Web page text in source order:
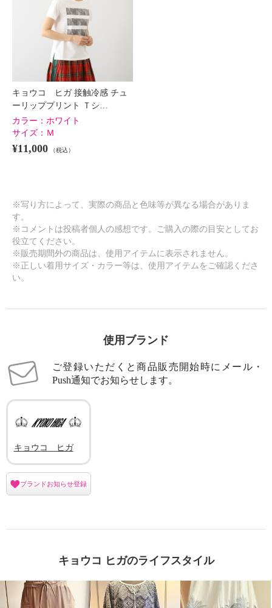
キョウコ ヒガ 接触冷感 チュ
ーリッププリント Ｔシ…
カラー： ホワイト
サイズ： Ｍ
¥11,000 （税込）
※写り方によって、実際の商品と色味等が異なる場合がありま
す。
※コメントは投稿者個人の感想です。ご購入の際の目安としてお
役立てください。
※販売期間外の商品は、使用アイテムに表示されません。
※正しい着用サイズ・カラー等は、使用アイテムをご確認くださ
い。
使用ブランド
ご登録いただくと商品販売開始時にメール・
Push通知でお知らせします。
キョウコ ヒガ
ブランドお知らせ登録
キョウコ ヒガのライフスタイル